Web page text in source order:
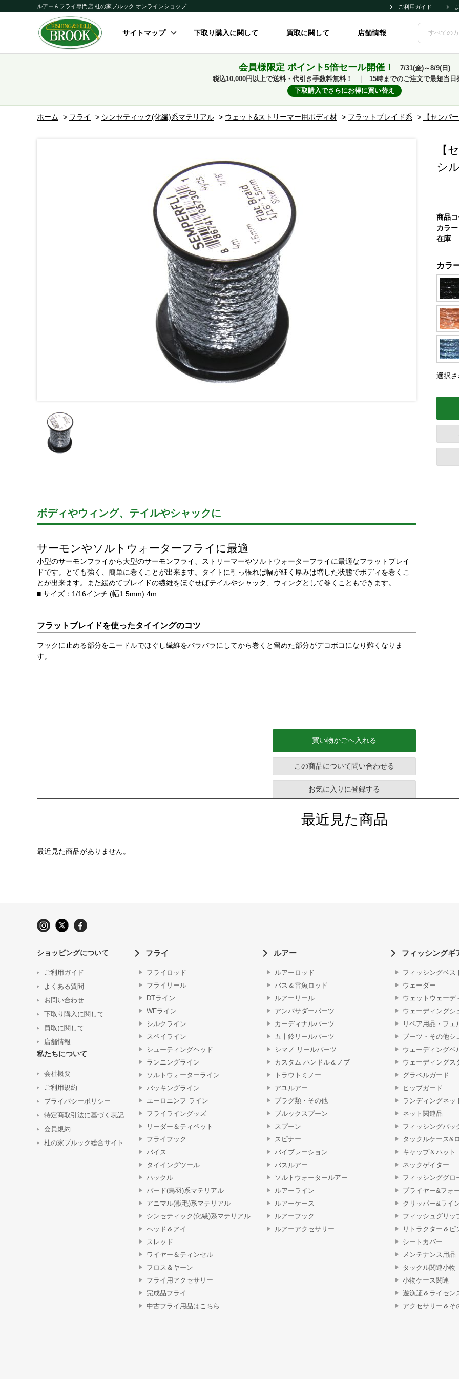
ルアー＆フライ専門店 杜の家ブルック オンラインショップ ご利用ガイド
サイトマップ 下取り購入に関して 買取に関して 店舗情報
会員様限定 ポイント5倍セール開催！
7/31(金)～8/9(日)
税込10,000円以上で送料・代引き手数料無料！
15時までのご注文で最短当日
下取購入でさらにお得に買い替え
ホーム > フライ > シンセティック(化繊)系マテリアル > ウェット&ストリーマー用ボディ材 > フラットブレイド系 > 【センパ
ボディやウィング、テイルやシャックに
サーモンやソルトウォーターフライに最適
小型のサーモンフライから大型のサーモンフライ、ストリーマーやソルトウォーターフライに最適なフラットブレイ
ドです。とても強く、簡単に巻くことが出来ます。タイトに引っ張れば幅が細く厚みは増した状態でボディを巻くこ
とが出来ます。また緩めてブレイドの繊維をほぐせばテイルやシャック、ウィングとして巻くこともできます。
■ サイズ：1/16インチ (幅1.5mm) 4m
フラットブレイドを使ったタイイングのコツ
フックに止める部分をニードルでほぐし繊維をバラバラにしてから巻くと留めた部分がデコボコになり難くなりま
す。
【
シ
商品
カラー
在庫
カラ
選択
買い物かごへ入れる
この商品について問い合わせる
お気に入りに登録する
最近見た商品
最近見た商品がありません。
ショッピングについて
ご利用ガイド
よくある質問
お問い合わせ
下取り購入に関して
買取に関して
店舗情報
私たちについて
会社概要
ご利用規約
プライバシーポリシー
特定商取引法に基づく表記
会員規約
杜の家ブルック総合サイト
フライ
フライロッド
フライリール
DTライン
WFライン
シルクライン
スペイライン
シューティングヘッド
ランニングライン
ソルトウォーターライン
バッキングライン
ユーロニンフ ライン
フライライングッズ
リーダー＆ティペット
フライフック
バイス
タイイングツール
ハックル
バード(鳥羽)系マテリアル
アニマル(獣毛)系マテリアル
シンセティック(化繊)系マテリアル
ヘッド＆アイ
スレッド
ワイヤー＆ティンセル
フロス＆ヤーン
フライ用アクセサリー
完成品フライ
中古フライ用品はこちら
ルアー
ルアーロッド
バス＆雷魚ロッド
ルアーリール
アンバサダーパーツ
カーディナルパーツ
五十鈴リールパーツ
シマノ リールパーツ
カスタム ハンドル＆ノブ
トラウトミノー
アユルアー
プラグ類・その他
ブルックスプーン
スプーン
スピナー
バイブレーション
バスルアー
ソルトウォータールアー
ルアーライン
ルアーケース
ルアーフック
ルアーアクセサリー
フィッシングギ
フィッシングベス
ウェーダー
ウェットウェーデ
ウェーディングシ
リペア用品・フェ
ブーツ・その他シ
ウェーディングベ
ウェーディングス
グラベルガード
ヒップガード
ランディングネッ
ネット関連品
フィッシングバッ
タックルケース&
キャップ＆ハット
ネックゲイター
フィッシンググロ
プライヤー&フォ
クリッパー&ライ
フィッシュグリッ
リトラクター＆ピ
シートカバー
メンテナンス用品
タックル関連小物
小物ケース関連
遊漁証＆ライセン
アクセサリー＆そ